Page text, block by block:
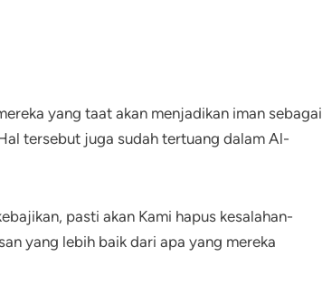
yang taat akan menjadikan iman sebagai
tersebut juga sudah tertuang dalam Al-
pasti akan Kami hapus kesalahan-
yang lebih baik dari apa yang mereka